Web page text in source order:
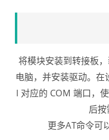
将模块安装到转接板
电脑，并安装驱动。在
I 对应的 COM 端口，
后按
更多AT命令可